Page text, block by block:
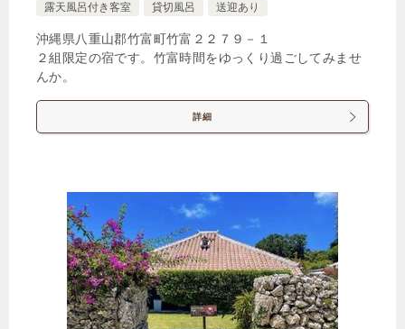
露天風呂付き客室
貸切風呂 送迎あり
沖縄県八重山郡竹富町竹富２２７９－１
２組限定の宿です。竹富時間をゆっくり過ごしてみませ
んか。
詳細